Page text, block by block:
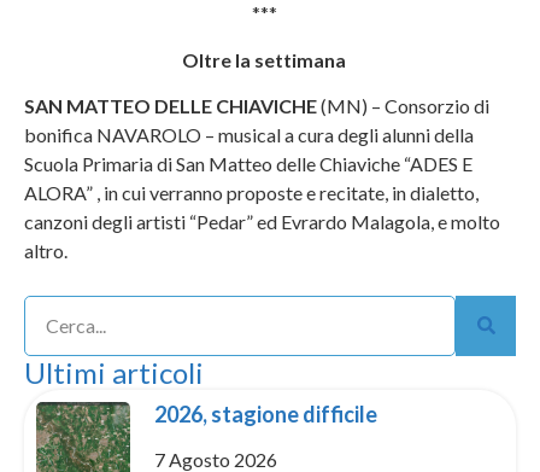
***
Oltre la settimana
SAN MATTEO DELLE CHIAVICHE(MN) – Consorzio di
bonifica NAVAROLO – musical a cura degli alunni della
Scuola Primaria di San Matteo delle Chiaviche “ADES E
ALORA” , in cui verranno proposte e recitate, in dialetto,
canzoni degli artisti “Pedar” ed Evrardo Malagola, e molto
altro.
Ultimi articoli
2026, stagione difficile
7 Agosto 2026